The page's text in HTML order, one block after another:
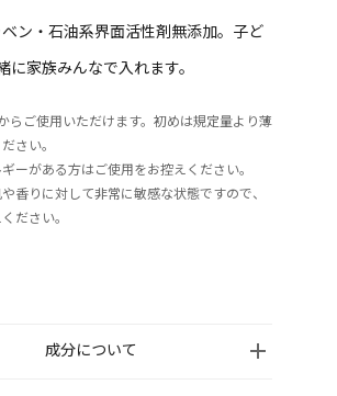
ン・石油系界面活性剤無添加。子ど
に家族みんなで入れます。
らご使用いただけます。初めは規定量より薄
さい。
ーがある方はご使用をお控えください。
香りに対して非常に敏感な状態ですので、
ださい。
成分について